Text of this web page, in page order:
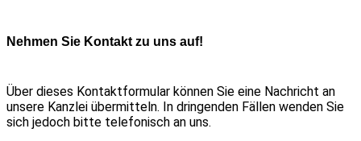
Nehmen Sie Kontakt zu uns auf!
Über dieses Kontaktformular können Sie eine Nachricht an
unsere Kanzlei übermitteln. In dringenden Fällen wenden Sie
sich jedoch bitte telefonisch an uns.